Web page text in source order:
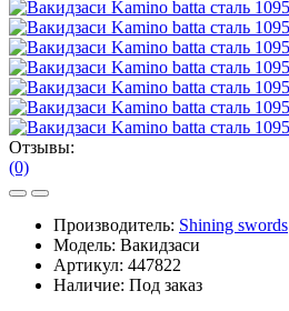
Отзывы:
(0)
Производитель: Shining swords
Модель: Вакидзаси
Артикул: 447822
Наличие: Под заказ